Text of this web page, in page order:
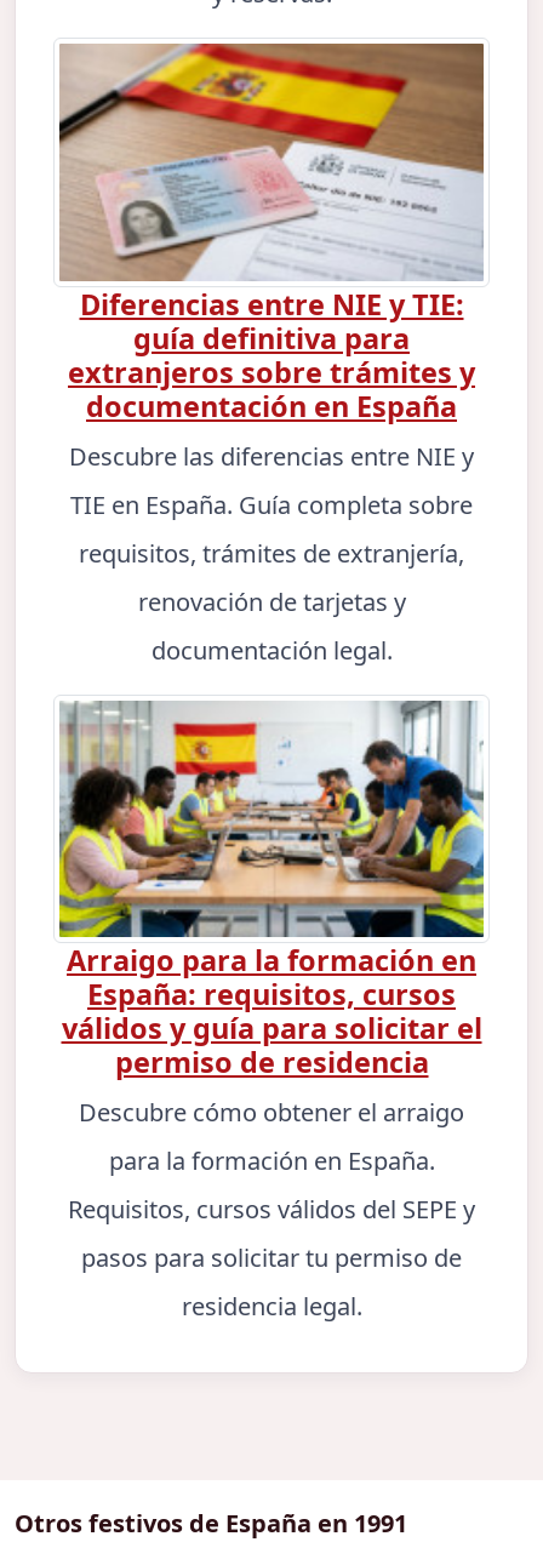
Diferencias entre NIE y TIE:
guía definitiva para
extranjeros sobre trámites y
documentación en España
Descubre las diferencias entre NIE y
TIE en España. Guía completa sobre
requisitos, trámites de extranjería,
renovación de tarjetas y
documentación legal.
Arraigo para la formación en
España: requisitos, cursos
válidos y guía para solicitar el
permiso de residencia
Descubre cómo obtener el arraigo
para la formación en España.
Requisitos, cursos válidos del SEPE y
pasos para solicitar tu permiso de
residencia legal.
Otros festivos de España en 1991